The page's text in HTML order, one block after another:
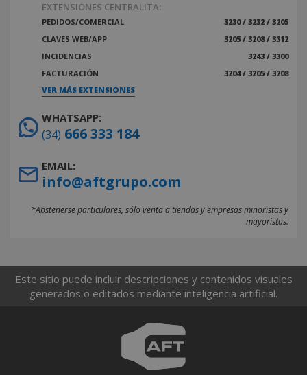
EXTENSIONES CENTRALITA:
PEDIDOS/COMERCIAL
3230 / 3232 / 3205
CLAVES WEB/APP
3205 / 3208 / 3312
INCIDENCIAS
3243 / 3300
FACTURACIÓN
3204 / 3205 / 3208
VER MÁS EXTENSIONES
WHATSAPP:
(34) 666 333 184
EMAIL:
info@aftgrupo.com
*Abstenerse particulares, sólo venta a tiendas y empresas minoristas y
mayoristas.
Este sitio puede incluir descripciones y contenidos visuales
generados o editados mediante inteligencia artificial.